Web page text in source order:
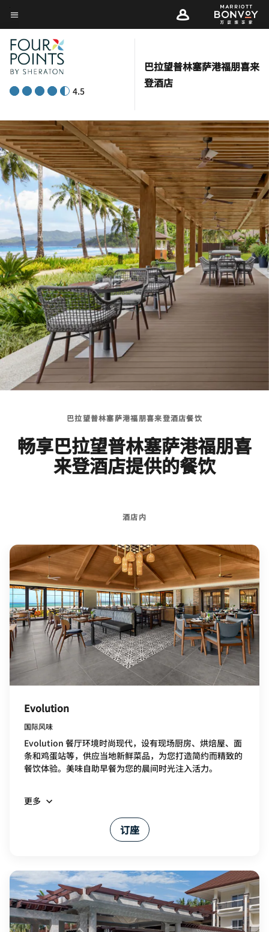
Skip
to
main
content
菜单文本
4.5
巴拉望普林塞萨港福朋喜来
登酒店
巴拉望普林塞萨港福朋喜来登酒店餐饮
畅享巴拉望普林塞萨港福朋喜
来登酒店提供的餐饮
酒店内
Evolution
国际风味
Evolution 餐厅环境时尚现代，设有现场厨房、烘焙屋、面
条和鸡蛋站等，供应当地新鲜菜品，为您打造简约而精致的
餐饮体验。美味自助早餐为您的晨间时光注入活力。
更多
订座